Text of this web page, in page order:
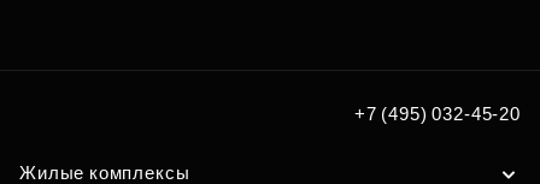
+7 (495) 032-45-20
Жилые комплексы